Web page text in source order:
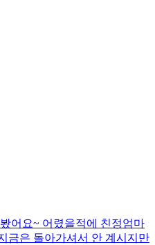
어요~ 어렸을적에 친정엄마
금은 돌아가셔서 안 계시지만